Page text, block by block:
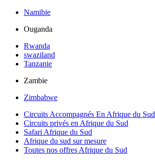
Namibie
Ouganda
Rwanda
swaziland
Tanzanie
Zambie
Zimbabwe
Circuits Accompagnés En Afrique du Sud
Circuits privés en Afrique du Sud
Safari Afrique du Sud
Afrique du sud sur mesure
Toutes nos offres Afrique du Sud